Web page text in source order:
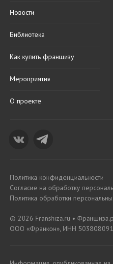
Новости
Библиотека
Как купить франшизу
Мероприятия
О проекте
Политика конфиденциальности
Согласие на обработку
Политика обработки
© 2026 Franshiza.ru •
ООО «Франкон», ИНН